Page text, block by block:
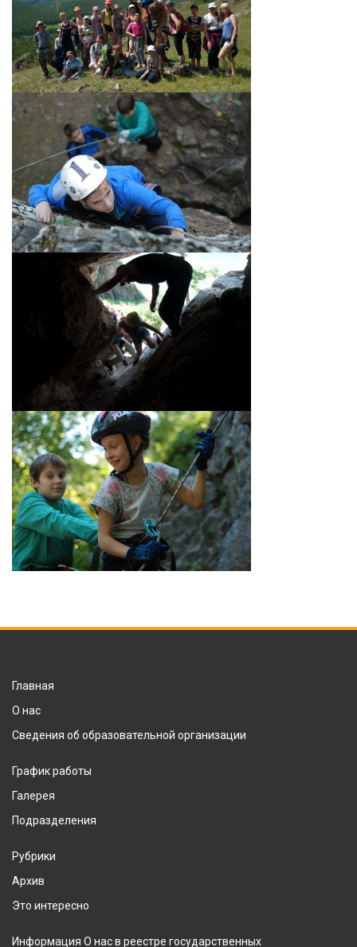
Главная
О нас
Сведения об образовательной организации
График работы
Галерея
Подразделения
Рубрики
Архив
Это интересно
Информация О нас в реестре государственных